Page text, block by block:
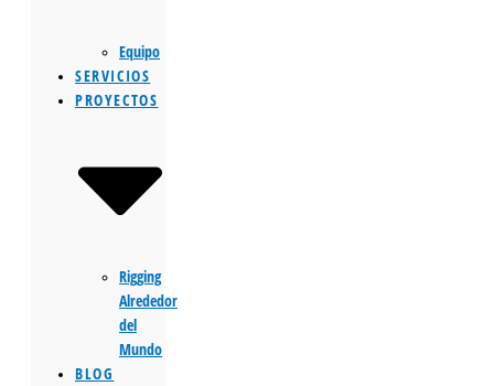
Equipo
SERVICIOS
PROYECTOS
Rigging
Alrededor
del
Mundo
BLOG